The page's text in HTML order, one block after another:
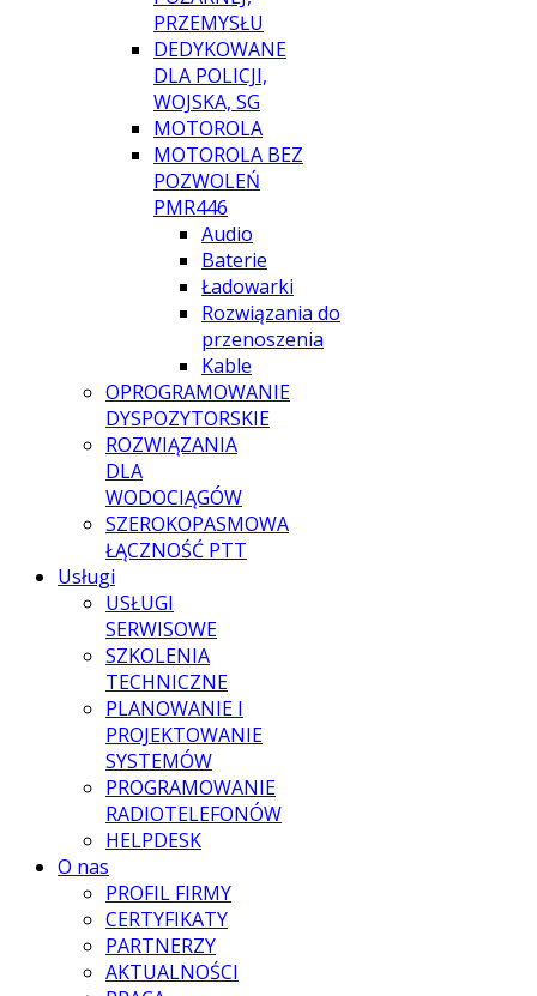
PRZEMYSŁU
DEDYKOWANE
DLA POLICJI,
WOJSKA, SG
MOTOROLA
MOTOROLA BEZ
POZWOLEŃ
PMR446
Audio
Baterie
Ładowarki
Rozwiązania do
przenoszenia
Kable
OPROGRAMOWANIE
DYSPOZYTORSKIE
ROZWIĄZANIA
DLA
WODOCIĄGÓW
SZEROKOPASMOWA
ŁĄCZNOŚĆ PTT
Usługi
USŁUGI
SERWISOWE
SZKOLENIA
TECHNICZNE
PLANOWANIE I
PROJEKTOWANIE
SYSTEMÓW
PROGRAMOWANIE
RADIOTELEFONÓW
HELPDESK
O nas
PROFIL FIRMY
CERTYFIKATY
PARTNERZY
AKTUALNOŚCI